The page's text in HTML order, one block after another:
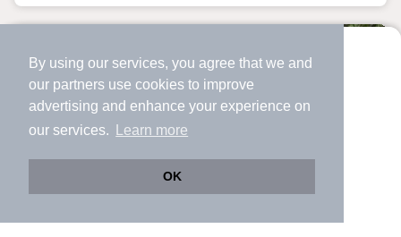
By using our services, you agree that we and
our partners use cookies to improve
advertising and enhance your experience on
our services.
Learn more
OK
より使いやすくなった
アプリで物件探ししませんか？
サクサク動く地図で物件検索